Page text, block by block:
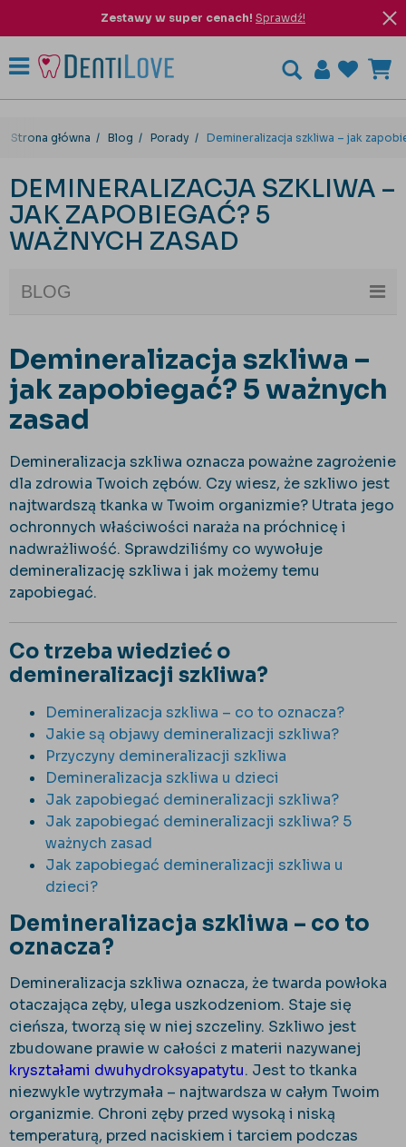
Zestawy w super cenach! Sprawdź!
Strona główna Blog Porady Demineralizacja szkliwa – jak
DEMINERALIZACJA SZKLIWA –
JAK ZAPOBIEGAĆ? 5
WAŻNYCH ZASAD
BLOG
Demineralizacja szkliwa –
jak zapobiegać? 5 ważnych
zasad
Demineralizacja szkliwa oznacza poważne zagrożenie
dla zdrowia Twoich zębów. Czy wiesz, że szkliwo jest
najtwardszą tkanka w Twoim organizmie? Utrata jego
ochronnych właściwości naraża na próchnicę i
nadwrażliwość. Sprawdziliśmy co wywołuje
demineralizację szkliwa i jak możemy temu
zapobiegać.
Co trzeba wiedzieć o
demineralizacji szkliwa?
Demineralizacja szkliwa – co to oznacza?
Jakie są objawy demineralizacji szkliwa?
Przyczyny demineralizacji szkliwa
Demineralizacja szkliwa u dzieci
Jak zapobiegać demineralizacji szkliwa?
Jak zapobiegać demineralizacji szkliwa? 5
ważnych zasad
Jak zapobiegać demineralizacji szkliwa u
dzieci?
Demineralizacja szkliwa – co to
oznacza?
Demineralizacja szkliwa oznacza, że twarda powłoka
otaczająca zęby, ulega uszkodzeniom. Staje się
cieńsza, tworzą się w niej szczeliny. Szkliwo jest
zbudowane prawie w całości z materii nazywanej
kryształami dwuhydroksyapatytu. Jest to tkanka
niezwykle wytrzymała – najtwardsza w całym Twoim
organizmie. Chroni zęby przed wysoką i niską
temperaturą, przed naciskiem i tarciem podczas